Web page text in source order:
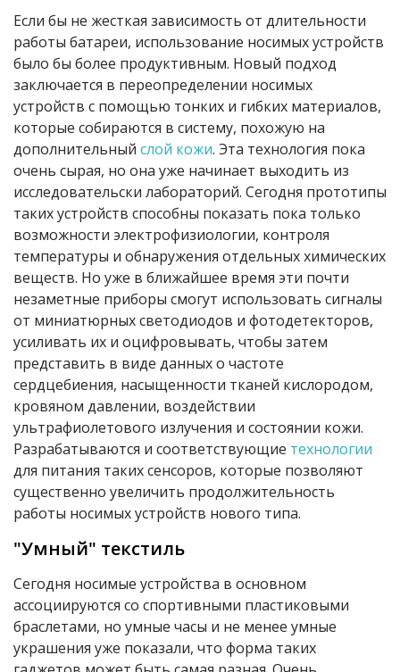
Если бы не жесткая зависимость от длительности
работы батареи, использование носимых устройств
было бы более продуктивным. Новый подход
заключается в переопределении носимых
устройств с помощью тонких и гибких материалов,
которые собираются в систему, похожую на
дополнительный слой кожи. Эта технология пока
очень сырая, но она уже начинает выходить из
исследовательски лабораторий. Сегодня прототипы
таких устройств способны показать пока только
возможности электрофизиологии, контроля
температуры и обнаружения отдельных химических
веществ. Но уже в ближайшее время эти почти
незаметные приборы смогут использовать сигналы
от миниатюрных светодиодов и фотодетекторов,
усиливать их и оцифровывать, чтобы затем
представить в виде данных о частоте
сердцебиения, насыщенности тканей кислородом,
кровяном давлении, воздействии
ультрафиолетового излучения и состоянии кожи.
Разрабатываются и соответствующие технологии
для питания таких сенсоров, которые позволяют
существенно увеличить продолжительность
работы носимых устройств нового типа.
"Умный" текстиль
Сегодня носимые устройства в основном
ассоциируются со спортивными пластиковыми
браслетами, но умные часы и не менее умные
украшения уже показали, что форма таких